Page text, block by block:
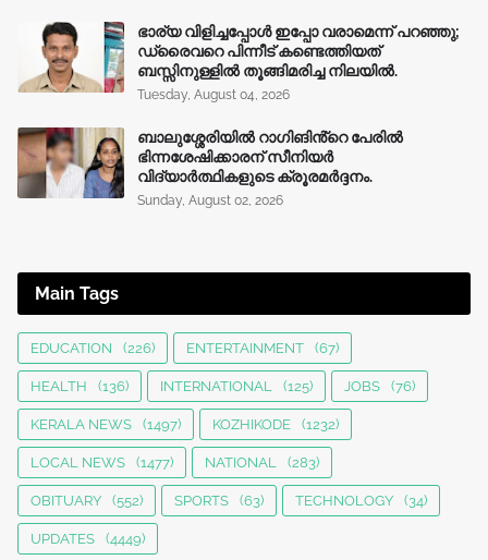
ഭാര്യ വിളിച്ചപ്പോള്‍ ഇപ്പോ വരാമെന്ന് പറഞ്ഞു;
ഡ്രൈവറെ പിന്നീട് കണ്ടെത്തിയത്
ബസ്സിനുള്ളില്‍ തൂങ്ങിമരിച്ച നിലയിൽ.
Tuesday, August 04, 2026
ബാലുശ്ശേരിയിൽ റാഗിങിൻ്റെ പേരിൽ
ഭിന്നശേഷിക്കാരന് സീനിയർ
വിദ്യാർത്ഥികളുടെ ക്രൂരമര്‍ദ്ദനം.
Sunday, August 02, 2026
Main Tags
EDUCATION (226) ENTERTAINMENT (67)
HEALTH (136) INTERNATIONAL (125) JOBS (76)
KERALA NEWS (1497) KOZHIKODE (1232)
LOCAL NEWS (1477) NATIONAL (283)
OBITUARY (552) SPORTS (63) TECHNOLOGY (34)
UPDATES (4449)